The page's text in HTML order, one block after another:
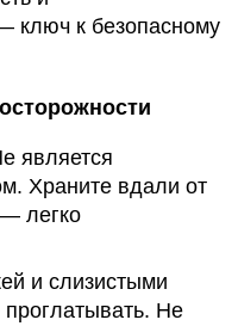
ключ к безопасному
является
Храните вдали от
легко
и слизистыми
Не